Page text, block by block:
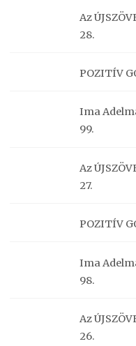
Az
28.
POZITÍV
Ima
99.
Az
27.
POZITÍV
Ima
98.
Az
26.